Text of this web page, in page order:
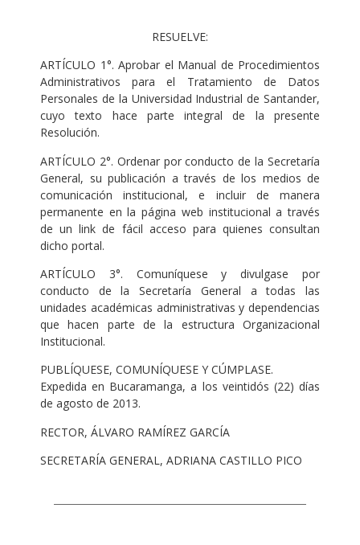
RESUELVE:
ARTÍCULO 1°. Aprobar el Manual de Procedimientos
Administrativos para el Tratamiento de Datos
Personales de la Universidad Industrial de Santander,
cuyo texto hace parte integral de la presente
Resolución.
ARTÍCULO 2°. Ordenar por conducto de la Secretaría
General, su publicación a través de los medios de
comunicación institucional, e incluir de manera
permanente en la página web institucional a través
de un link de fácil acceso para quienes consultan
dicho portal.
ARTÍCULO 3°. Comuníquese y divulgase por
conducto de la Secretaría General a todas las
unidades académicas administrativas y dependencias
que hacen parte de la estructura Organizacional
Institucional.
PUBLÍQUESE, COMUNÍQUESE Y CÚMPLASE.
Expedida en Bucaramanga, a los veintidós (22) días
de agosto de 2013.
RECTOR, ÁLVARO RAMÍREZ GARCÍA
SECRETARÍA GENERAL, ADRIANA CASTILLO PICO